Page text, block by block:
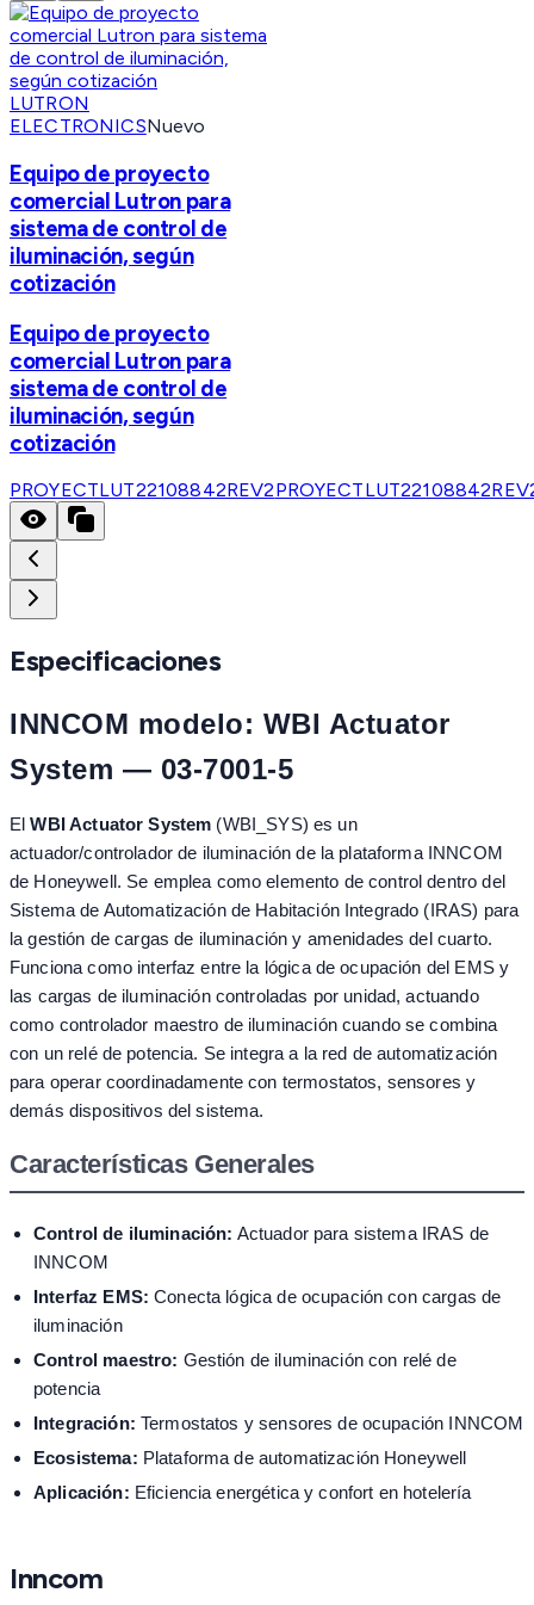
LUTRON
ELECTRONICSNuevo
Equipo de proyecto
comercial Lutron para
sistema de control de
iluminación, según
cotización
Equipo de proyecto
comercial Lutron para
sistema de control de
iluminación, según
cotización
PROYECTLUT22108842REV2
Especificaciones
INNCOM modelo: WBI Actuator
System — 03-7001-5
ElWBI Actuator System (WBI_SYS) es un
actuador/controlador de iluminación de la plataforma INNCOM
de Honeywell. Se emplea como elemento de control dentro del
Sistema de Automatización de Habitación Integrado (IRAS) para
la gestión de cargas de iluminación y amenidades del cuarto.
Funciona como interfaz entre la lógica de ocupación del EMS y
las cargas de iluminación controladas por unidad, actuando
como controlador maestro de iluminación cuando se combina
con un relé de potencia. Se integra a la red de automatización
para operar coordinadamente con termostatos, sensores y
demás dispositivos del sistema.
Características Generales
Control de iluminación: Actuador para sistema IRAS de
INNCOM
Interfaz EMS: Conecta lógica de ocupación con cargas de
iluminación
Control maestro: Gestión de iluminación con relé de
potencia
Integración: Termostatos y sensores de ocupación INNCOM
Ecosistema: Plataforma de automatización Honeywell
Aplicación: Eficiencia energética y confort en hotelería
Inncom